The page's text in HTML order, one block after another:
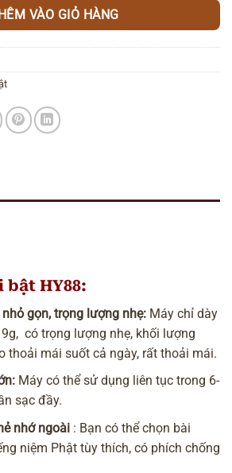
VÀO GIỎ HÀNG
HY88:
gọn, trọng lượng nhẹ: Máy chỉ dày
có trọng lượng nhẹ, khối lượng
thoải mái suốt cả ngày, rất thoải mái.
Máy có thể sử dụng liên tục trong 6-
sạc đầy.
nhớ ngoài : Bạn có thể chọn bài
niệm Phật tùy thích, có phích chống